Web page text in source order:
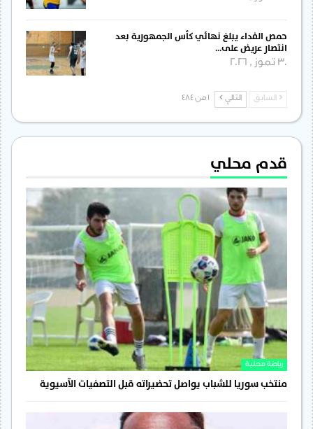
حمص الفداء يبلغ نهائي كأس الجمهورية بعد
انتصار عريض على…
30 تموز , 2026
السابق التالي
قدم محلي
رياضة محلية
منتخب سوريا للشباب يواصل تحضيراته قبل التصفيات الآسيوية